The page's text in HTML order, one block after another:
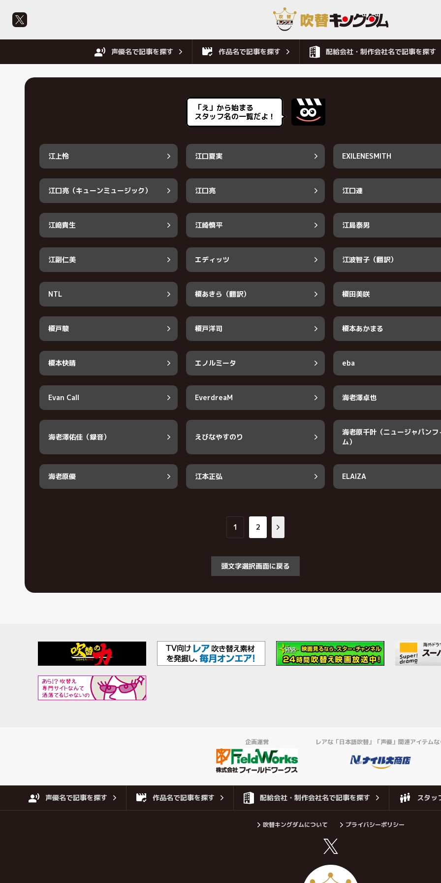
声優名で記事を探す 作品名で記事を探す 配給会社・制作会社名で記事を探す
「え」から始まる
スタッフ名の一覧だよ！
江上怜 江口夏実 EXILENESMITH
江口亮（キューンミュージック） 江口亮 江口連
江﨑貴生 江崎慎平 江島泰男
江副仁美 エディッツ 江波智子（翻訳）
NTL 榎あきら（翻訳） 榎田美咲
榎戸駿 榎戸洋司 榎本あかまる
榎本快晴 エノルミータ eba
Evan Call EverdreaM 海老澤卓也
海老澤佑佳（録音） えびなやすのり
海老原千叶（ニュージャパンフ
ム）
海老原優 江本正弘 ELAIZA
1 2
頭文字選択画面に戻る
企画運営 レアな「日本語吹替」「声優」関連アイテムな
声優名で記事を探す 作品名で記事を探す 配給会社・制作会社名で記事を探す スタッ
吹替キングダムについて プライバシーポリシー